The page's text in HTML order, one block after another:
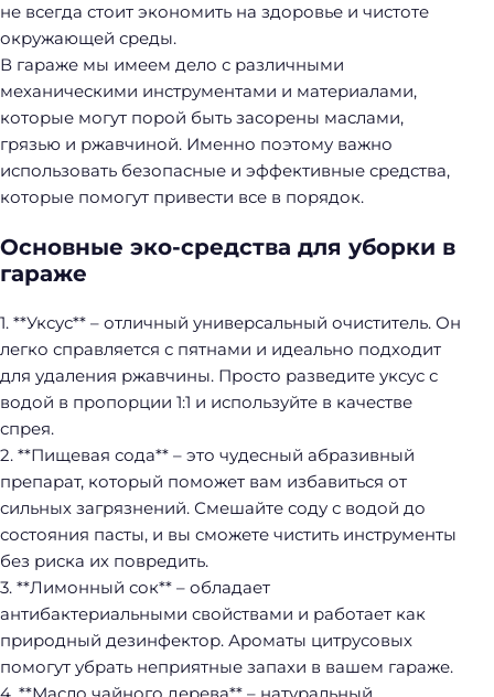
не всегда стоит экономить на здоровье и чистоте
окружающей среды.
В гараже мы имеем дело с различными
механическими инструментами и материалами,
которые могут порой быть засорены маслами,
грязью и ржавчиной. Именно поэтому важно
использовать безопасные и эффективные средства,
которые помогут привести все в порядок.
Основные эко-средства для уборки в
гараже
1. **Уксус** – отличный универсальный очиститель. Он
легко справляется с пятнами и идеально подходит
для удаления ржавчины. Просто разведите уксус с
водой в пропорции 1:1 и используйте в качестве
спрея.
2. **Пищевая сода** – это чудесный абразивный
препарат, который поможет вам избавиться от
сильных загрязнений. Смешайте соду с водой до
состояния пасты, и вы сможете чистить инструменты
без риска их повредить.
3. **Лимонный сок** – обладает
антибактериальными свойствами и работает как
природный дезинфектор. Ароматы цитрусовых
помогут убрать неприятные запахи в вашем гараже.